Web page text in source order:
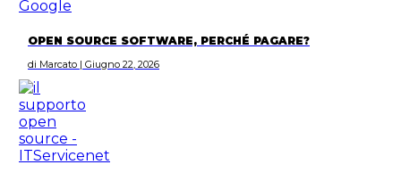
OPEN SOURCE SOFTWARE, PERCHÉ PAGARE?
di Marcato | Giugno 22, 2026